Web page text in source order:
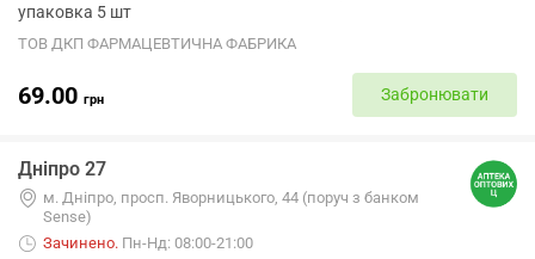
упаковка 5 шт
ТОВ ДКП ФАРМАЦЕВТИЧНА ФАБРИКА
69.00 грн Забронювати
Дніпро 27
м. Дніпро, просп. Яворницького, 44 (поруч з банком
Sense)
Зачинено. Пн-Нд: 08:00-21:00